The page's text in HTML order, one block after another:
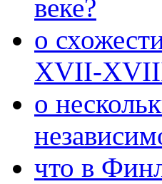
веке?
о
XVII-
о
что в